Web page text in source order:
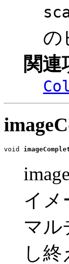
の
関連
void
イメ
マル
し